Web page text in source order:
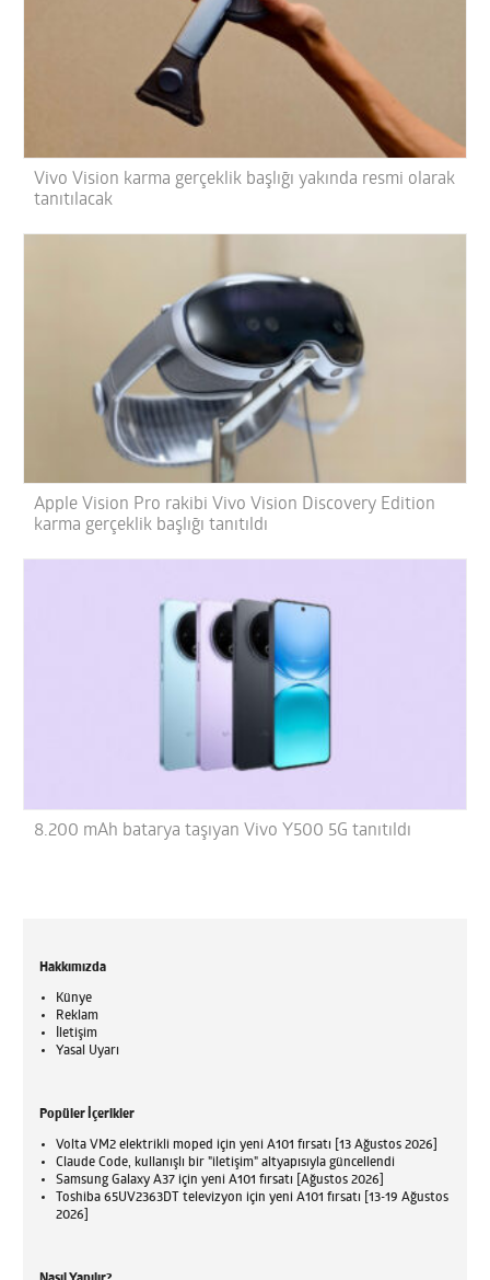
Vivo Vision karma gerçeklik başlığı yakında resmi olarak
tanıtılacak
Apple Vision Pro rakibi Vivo Vision Discovery Edition
karma gerçeklik başlığı tanıtıldı
8.200 mAh batarya taşıyan Vivo Y500 5G tanıtıldı
Hakkımızda
Künye
Reklam
İletişim
Yasal Uyarı
Popüler İçerikler
Volta VM2 elektrikli moped için yeni A101 fırsatı [13 Ağustos 2026]
Claude Code, kullanışlı bir "iletişim" altyapısıyla güncellendi
Samsung Galaxy A37 için yeni A101 fırsatı [Ağustos 2026]
Toshiba 65UV2363DT televizyon için yeni A101 fırsatı [13-19 Ağustos
2026]